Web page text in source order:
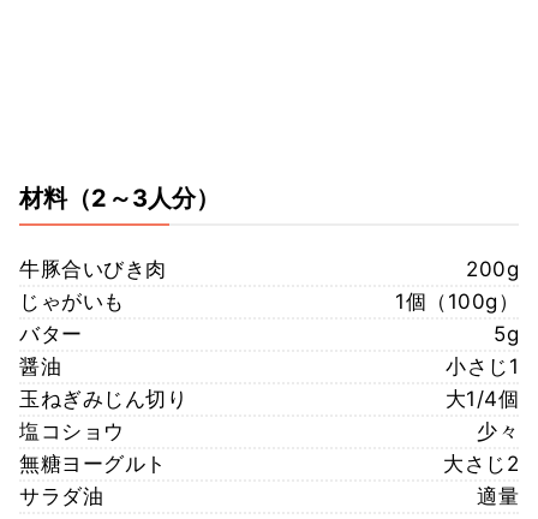
材料（2～3人分）
牛豚合いびき肉
200g
じゃがいも
1個（100g）
バター
5g
醤油
小さじ1
玉ねぎみじん切り
大1/4個
塩コショウ
少々
無糖ヨーグルト
大さじ2
サラダ油
適量